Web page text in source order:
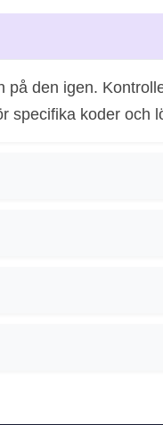
den igen.
specifika koder och